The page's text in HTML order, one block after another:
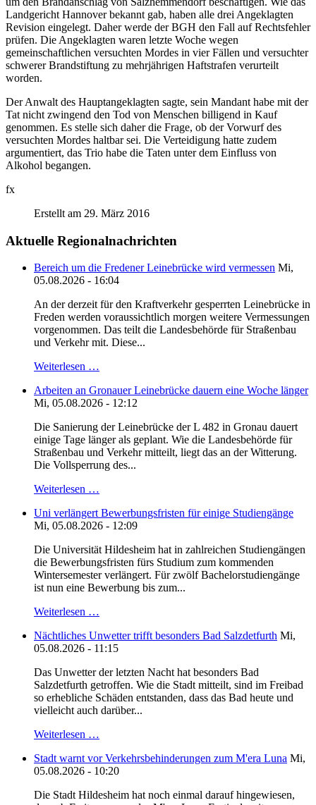
Landgericht Hannover bekannt gab, haben alle drei Angeklagten
Revision eingelegt. Daher werde der BGH den Fall auf Rechtsfehler
prüfen. Die Angeklagten waren letzte Woche wegen
gemeinschaftlichen versuchten Mordes in vier Fällen und versuchter
schwerer Brandstiftung zu mehrjährigen Haftstrafen verurteilt
worden.
Der Anwalt des Hauptangeklagten sagte, sein Mandant habe mit der
Tat nicht zwingend den Tod von Menschen billigend in Kauf
genommen. Es stelle sich daher die Frage, ob der Vorwurf des
versuchten Mordes haltbar sei. Die Verteidigung hatte zudem
argumentiert, das Trio habe die Taten unter dem Einfluss von
Alkohol begangen.
fx
Erstellt am 29. März 2016
Aktuelle Regionalnachrichten
Bereich um die Fredener Leinebrücke wird vermessen Mi,
05.08.2026 - 16:04
An der derzeit für den Kraftverkehr gesperrten Leinebrücke in
Freden werden voraussichtlich morgen weitere Vermessungen
vorgenommen. Das teilt die Landesbehörde für Straßenbau
und Verkehr mit. Diese...
Weiterlesen …
Arbeiten an Gronauer Leinebrücke dauern eine Woche länger
Mi, 05.08.2026 - 12:12
Die Sanierung der Leinebrücke der L 482 in Gronau dauert
einige Tage länger als geplant. Wie die Landesbehörde für
Straßenbau und Verkehr mitteilt, liegt das an der Witterung.
Die Vollsperrung des...
Weiterlesen …
Uni verlängert Bewerbungsfristen für einige Studiengänge
Mi, 05.08.2026 - 12:09
Die Universität Hildesheim hat in zahlreichen Studiengängen
die Bewerbungsfristen fürs Studium zum kommenden
Wintersemester verlängert. Für zwölf Bachelorstudiengänge
ist nun eine Bewerbung bis zum...
Weiterlesen …
Nächtliches Unwetter trifft besonders Bad Salzdetfurth Mi,
05.08.2026 - 11:15
Das Unwetter der letzten Nacht hat besonders Bad
Salzdetfurth getroffen. Wie die Stadt mitteilt, sind im Freibad
so erhebliche Schäden entstanden, dass das Bad heute und
vielleicht auch darüber...
Weiterlesen …
Stadt warnt vor Verkehrsbehinderungen zum M'era Luna Mi,
05.08.2026 - 10:20
Die Stadt Hildesheim hat noch einmal darauf hingewiesen,